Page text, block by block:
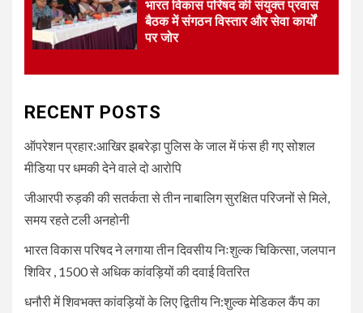
शिविर , 1500 से अधिक कांवड़ियों की
दवाई वितरित
UNCATEGORIZED
द्वितीय नि:शुल्क मेडिकल कैंप का
हेल्थ केयर की पहल, स्वास्थ्य सेवाओं
के साथ शिवभक्तों की सेवा का संकल्प*
5
बैठक में संगठन विस्तार और सेवा कार्यों
भारत विकास परिषद की संयुक्त प्रवास
बैठक में संगठन विस्तार और सेवा कार्यों
पर जोर
RECENT POSTS
ऑपरेशन प्रहार:आखिर झबरेड़ा पुलिस के जाल में फंस ही गए सोशल
मीडिया पर धमकी देने वाले दो आरोपि
जीआरपी रुड़की की सतर्कता से तीन नाबालिग सुरक्षित परिजनों से मिले,
समय रहते टली अनहोनी
भारत विकास परिषद ने लगाया तीन दिवसीय निःशुल्क चिकित्सा, जलपान
शिविर , 1500 से अधिक कांवड़ियों की दवाई वितरित
धनौरी में शिवभक्त कांवड़ियों के लिए द्वितीय नि:शुल्क मेडिकल कैंप का